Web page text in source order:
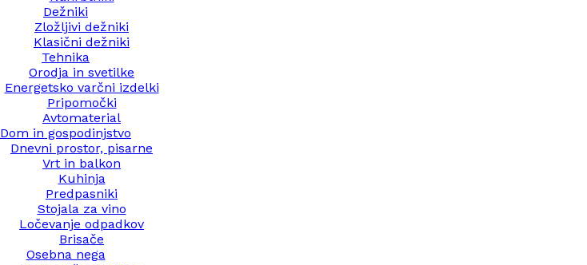
Dežniki
Zložljivi dežniki
Klasični dežniki
Tehnika
Orodja in svetilke
Energetsko varčni izdelki
Pripomočki
Avtomaterial
Dom in gospodinjstvo
Dnevni prostor, pisarne
Vrt in balkon
Kuhinja
Predpasniki
Stojala za vino
Ločevanje odpadkov
Brisače
Osebna nega